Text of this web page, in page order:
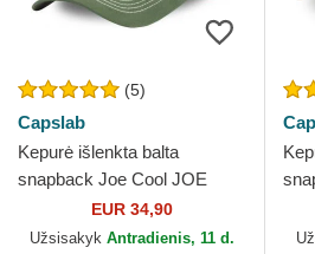
(5)
Capslab
Kepurė išlenkta balta
snapback Joe Cool JOE
Snoopy Žemės riešutai
Capslab
EUR 34,90
Užsisakyk Antradienis, 11 d.